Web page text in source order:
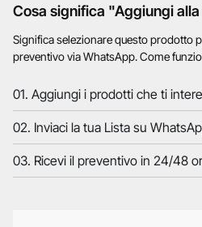
Cosa significa "Aggiungi
Significa selezionare questo prodotto
preventivo via WhatsApp. Come
01. Aggiungi i prodotti che ti
02. Inviaci la tua Lista su
03. Ricevi il preventivo in 24/48